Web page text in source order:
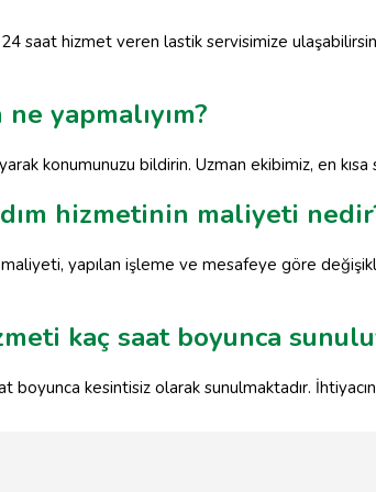
saat hizmet veren lastik servisimize
yapmalıyım?
konumunuzu bildirin. Uzman ekibimiz, en
hizmetinin maliyeti
yapılan işleme ve mesafeye göre
kaç saat boyunca
kesintisiz olarak sunulmaktadır.